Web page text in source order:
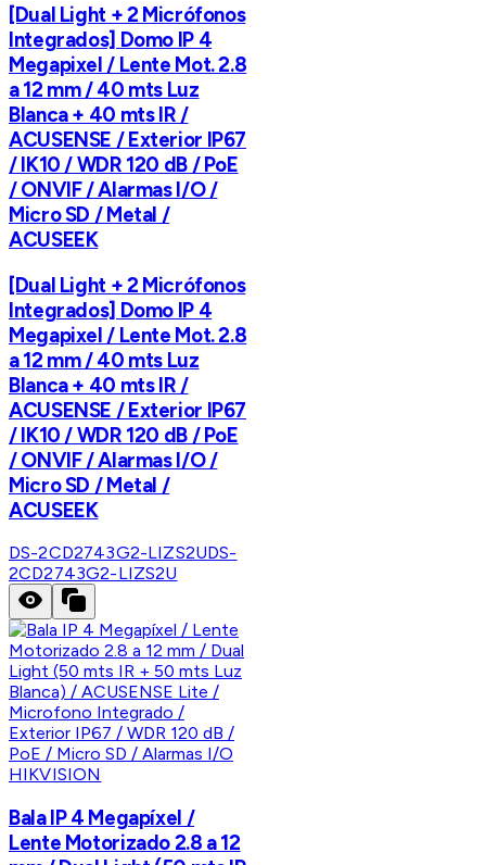
[Dual Light + 2 Micrófonos
Integrados] Domo IP 4
Megapixel / Lente Mot. 2.8
a 12 mm / 40 mts Luz
Blanca + 40 mts IR /
ACUSENSE / Exterior IP67
/ IK10 / WDR 120 dB / PoE
/ ONVIF / Alarmas I/O /
Micro SD / Metal /
ACUSEEK
[Dual Light + 2 Micrófonos
Integrados] Domo IP 4
Megapixel / Lente Mot. 2.8
a 12 mm / 40 mts Luz
Blanca + 40 mts IR /
ACUSENSE / Exterior IP67
/ IK10 / WDR 120 dB / PoE
/ ONVIF / Alarmas I/O /
Micro SD / Metal /
ACUSEEK
DS-2CD2743G2-LIZS2UDS-
2CD2743G2-LIZS2U
HIKVISION
Bala IP 4 Megapíxel /
Lente Motorizado 2.8 a 12